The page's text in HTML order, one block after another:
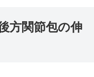
方関節包の伸